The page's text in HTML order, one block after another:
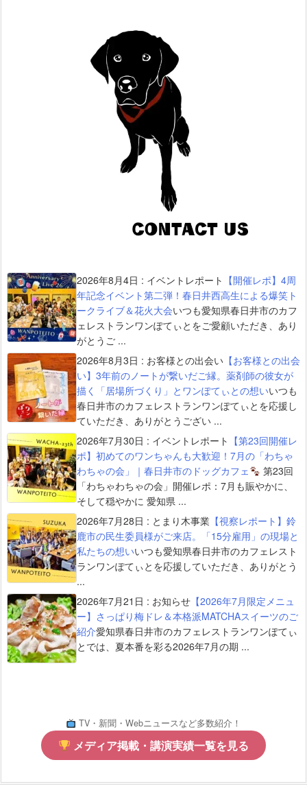
2026年8月4日 : イベントレポート 【開催レポ】4周
年記念イベント第二弾！春日井西高生による爆笑ト
ークライブ＆花火大会いつも愛知県春日井市のカフ
ェレストランワンぽてぃとをご愛顧いただき、あり
がとうご ...
2026年8月3日 : お客様との出会い 【お客様との出会
い】3年前のノートが繋いだご縁。薬剤師の彼女が
描く「居場所づくり」とワンぽてぃとの想いいつも
春日井市のカフェレストランワンぽてぃとを応援し
ていただき、ありがとうござい ...
2026年7月30日 : イベントレポート 【第23回開催レ
ポ】初めてのワンちゃんも大歓迎！7月の「わちゃ
わちゃの会」｜春日井市のドッグカフェ
第23回
「わちゃわちゃの会」開催レポ：7月も賑やかに、
そして穏やかに 愛知県 ...
2026年7月28日 : とまり木事業 【視察レポート】鈴
鹿市の民生委員様がご来店。「15分雇用」の現場と
私たちの想いいつも愛知県春日井市のカフェレスト
ランワンぽてぃとを応援していただき、ありがとう
...
2026年7月21日 : お知らせ 【2026年7月限定メニュ
ー】さっぱり梅ドレ＆本格派MATCHAスイーツのご
紹介愛知県春日井市のカフェレストランワンぽてぃ
とでは、夏本番を彩る2026年7月の期 ...
TV・新聞・Webニュースなど多数紹介！
メディア掲載・講演実績一覧を見る